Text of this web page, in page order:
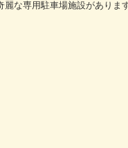
麗な専用駐車場施設がありま